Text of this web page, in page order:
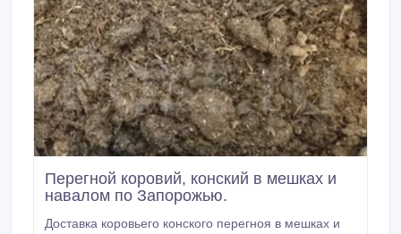
Перегной коровий, конский в мешках и
навалом по Запорожью.
Доставка коровьего конского перегноя в мешках и